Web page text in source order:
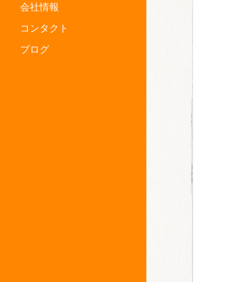
会社情報
コンタクト
ブログ